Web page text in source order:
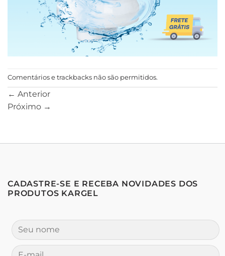
Comentários e trackbacks não são permitidos.
← Anterior
Próximo →
CADASTRE-SE E RECEBA NOVIDADES DOS
PRODUTOS KARGEL